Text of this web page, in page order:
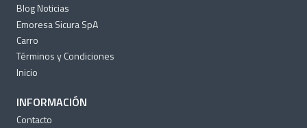
Blog Noticias
Emoresa Sicura SpA
Carro
Términos y Condiciones
Inicio
INFORMACIÓN
Contacto